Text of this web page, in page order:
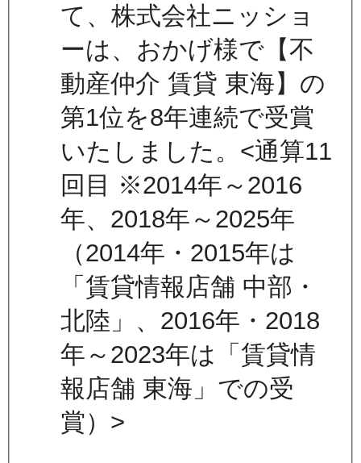
て、株式会社ニッショ
ーは、おかげ様で【不
動産仲介 賃貸 東海】の
第1位を8年連続で受賞
いたしました。<通算11
回目 ※2014年～2016
年、2018年～2025年
（2014年・2015年は
「賃貸情報店舗 中部・
北陸」、2016年・2018
年～2023年は「賃貸情
報店舗 東海」での受
賞）>